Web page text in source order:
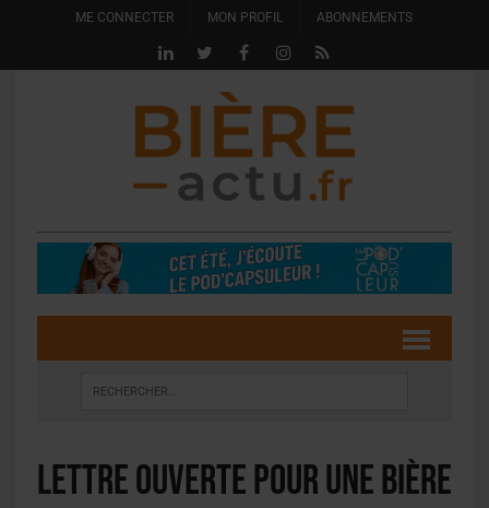
ME CONNECTER MON PROFIL ABONNEMENTS
Lettre ouverte pour une bière